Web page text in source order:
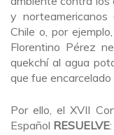
y norteamericanos
Chile o, por
Florentino Pérez
quekchí al agua
que fue
Por ello, el XVII
Español RESUELVE: